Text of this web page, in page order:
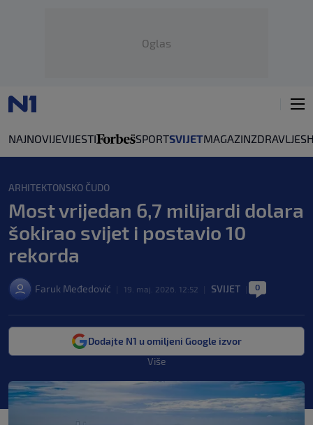
Oglas
NAJNOVIJEVIJESTI SPORTSVIJETMAGAZINZDRAVLJE
ARHITEKTONSKO ČUDO
Most vrijedan 6,7 milijardi dolara
šokirao svijet i postavio 10
rekorda
Faruk Međedović 19. maj. 2026. 12:52 SVIJET 0
Dodajte N1 u omiljeni Google izvor
Više